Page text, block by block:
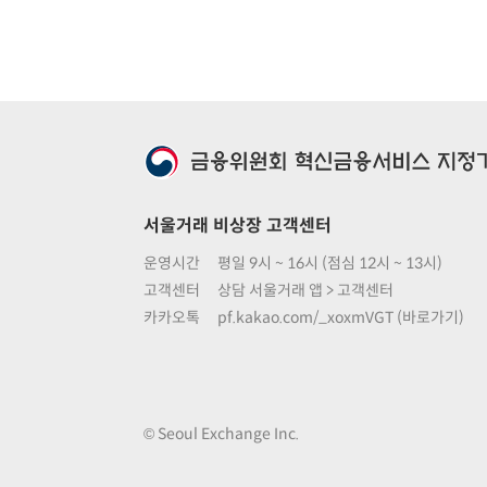
서울거래 비상장 고객센터
운영시간
평일 9시 ~ 16시 (점심 12시 ~ 13시)
고객센터
상담 서울거래 앱 > 고객센터
카카오톡
pf.kakao.com/_xoxmVGT (바로가기)
© Seoul Exchange Inc.